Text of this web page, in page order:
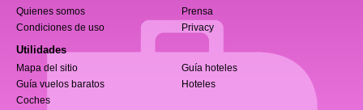
Quienes somos
Prensa
Condiciones de uso
Privacy
Utilidades
Mapa del sitio
Guía hoteles
Guía vuelos baratos
Hoteles
Coches